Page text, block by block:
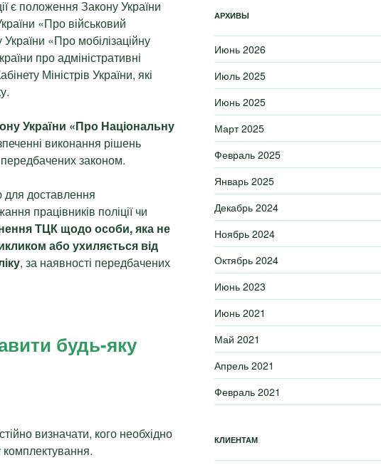
є положення Закону України
«Про військовий
«Про мобілізаційну
про адміністративні
Міністрів України, які
України «Про Національну
виконання рішень
законом.
доставлення
працівників поліції чи
ТЦК щодо особи, яка не
або ухиляється від
, за наявності передбачених
будь-яку
визначати, кого необхідно
комплектування.
АРХИВЫ
Июнь 2026
Июль 2025
Июнь 2025
Март 2025
Февраль 2025
Январь 2025
Декабрь 2024
Ноябрь 2024
Октябрь 2024
Июнь 2023
Июнь 2021
Май 2021
Апрель 2021
Февраль 2021
КЛИЕНТАМ